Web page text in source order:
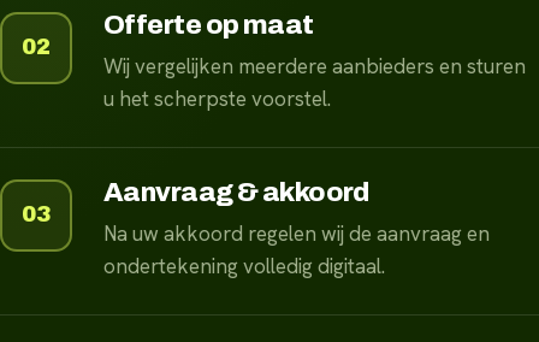
02
Offerte op maat
Wij vergelijken meerdere aanbieders en sturen
u het scherpste voorstel.
03
Aanvraag & akkoord
Na uw akkoord regelen wij de aanvraag en
ondertekening volledig digitaal.